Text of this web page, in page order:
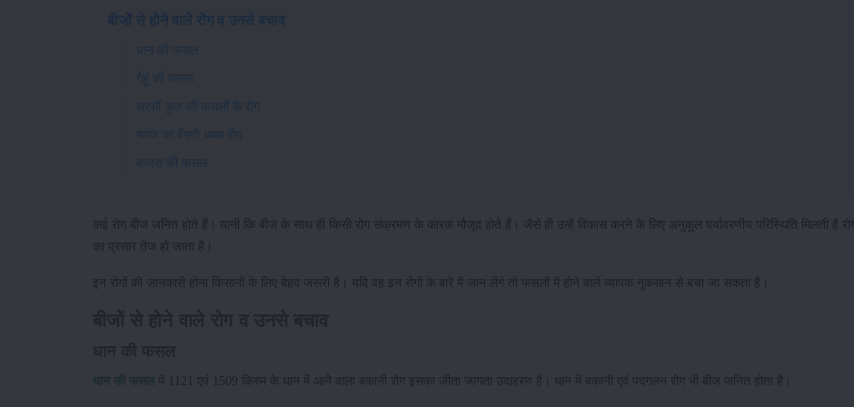
बीजों से होने वाले रोग व उनसे बचाव
धान की फसल
गेहूं की फसल
सरसों कुल की फसलों के रोग
प्याज का बैंगनी धब्बा रोग
बाजरा की फसल
कई रोग बीज जनित होते हैं। यानी कि बीज के साथ ही किसी रोग संक्रमण के कारक मौजूद होते हैं। जैसे ही उन्हें विकास करने के लिए अनुकूल पर्यावरणीय परिस्थिति मिलती है रोग
का प्रसार तेज हो जाता है।
इन रोगों की जानकारी होना किसानों के लिए बेहद जरूरी है। यदि वह इन रोगों के बारे में जान लेंगे तो फसलों में होने वाले व्यापक नुकसान से बचा जा सकता है।
धान की फसल में 1121 एवं 1509 किस्म के धान में आने वाला बकानी रोग इसका जीता जागता उदाहरण है। धान में बकानी एवं पदगलन रोग भी बीज जनित होता है।